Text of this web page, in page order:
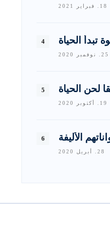
18. فبراير 2021
تبدأ الحياة
25. نوفمبر 2020
لحن الحياة
19. أكتوبر 2020
الأليفة
28. أبريل 2020